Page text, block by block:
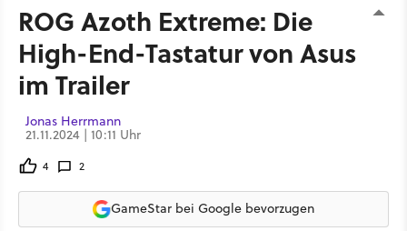
ROG Azoth Extreme: Die
High-End-Tastatur von Asus
im Trailer
Jonas Herrmann
21.11.2024 | 10:11 Uhr
4 2
GameStar bei Google bevorzugen